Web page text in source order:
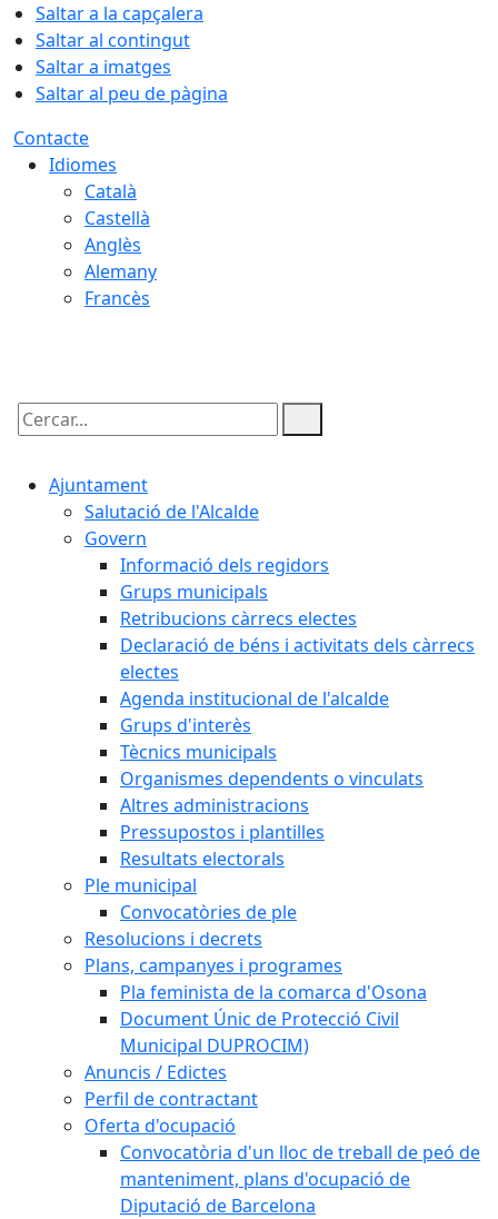
Saltar a la capçalera
Saltar al contingut
Saltar a imatges
Saltar al peu de pàgina
Contacte
Idiomes
Català
Castellà
Anglès
Alemany
Francès
Cercar:
Ajuntament
Salutació de l'Alcalde
Govern
Informació dels regidors
Grups municipals
Retribucions càrrecs electes
Declaració de béns i activitats dels càrrecs
electes
Agenda institucional de l'alcalde
Grups d'interès
Tècnics municipals
Organismes dependents o vinculats
Altres administracions
Pressupostos i plantilles
Resultats electorals
Ple municipal
Convocatòries de ple
Resolucions i decrets
Plans, campanyes i programes
Pla feminista de la comarca d'Osona
Document Únic de Protecció Civil
Municipal DUPROCIM)
Anuncis / Edictes
Perfil de contractant
Oferta d'ocupació
Convocatòria d'un lloc de treball de peó de
manteniment, plans d'ocupació de
Diputació de Barcelona